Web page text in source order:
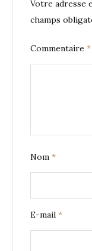
Votre adresse
champs
Commentaire *
Nom *
E-mail *